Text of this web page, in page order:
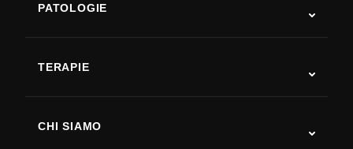
PATOLOGIE
Malattia di Parkinson
TERAPIE
CHI SIAMO